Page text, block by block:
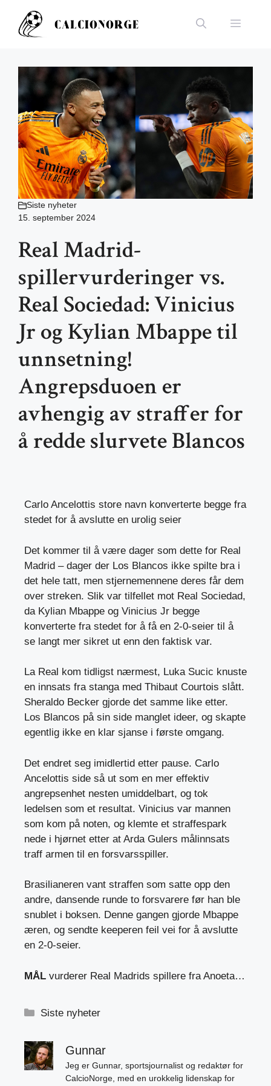
innhold
Meny
Siste nyheter
15. september 2024
Real Madrid-
spillervurderinger vs.
Real Sociedad: Vinicius
Jr og Kylian Mbappe til
unnsetning!
Angrepsduoen er
avhengig av straffer for
å redde slurvete Blancos
Carlo Ancelottis store navn konverterte begge fra
stedet for å avslutte en urolig seier
Det kommer til å være dager som dette for Real
Madrid – dager der Los Blancos ikke spilte bra i
det hele tatt, men stjernemennene deres får dem
over streken. Slik var tilfellet mot Real Sociedad,
da Kylian Mbappe og Vinicius Jr begge
konverterte fra stedet for å få en 2-0-seier til å
se langt mer sikret ut enn den faktisk var.
La Real kom tidligst nærmest, Luka Sucic knuste
en innsats fra stanga med Thibaut Courtois slått.
Sheraldo Becker gjorde det samme like etter.
Los Blancos på sin side manglet ideer, og skapte
egentlig ikke en klar sjanse i første omgang.
Det endret seg imidlertid etter pause. Carlo
Ancelottis side så ut som en mer effektiv
angrepsenhet nesten umiddelbart, og tok
ledelsen som et resultat. Vinicius var mannen
som kom på noten, og klemte et straffespark
nede i hjørnet etter at Arda Gulers målinnsats
traff armen til en forsvarsspiller.
Brasilianeren vant straffen som satte opp den
andre, dansende runde to forsvarere før han ble
snublet i boksen. Denne gangen gjorde Mbappe
æren, og sendte keeperen feil vei for å avslutte
en 2-0-seier.
MÅL vurderer Real Madrids spillere fra Anoeta…
Kategorier
Siste nyheter
Gunnar
Jeg er Gunnar, sportsjournalist og redaktør for
CalcioNorge, med en urokkelig lidenskap for